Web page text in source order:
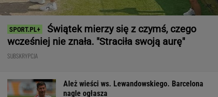
Świątek mierzy się z czymś, czego
wcześniej nie znała. "Straciła swoją aurę"
SUBSKRYPCJA
Ależ wieści ws. Lewandowskiego. Barcelona
nagle ogłasza